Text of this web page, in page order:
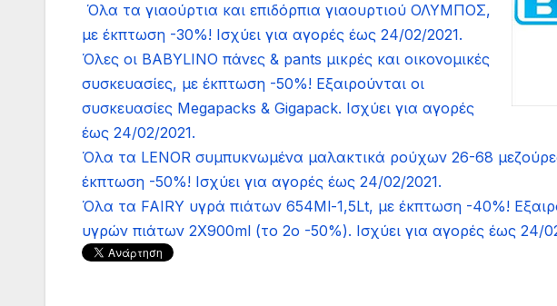
Όλα τα γιαούρτια και επιδόρπια γιαουρτιού ΟΛΥΜΠΟΣ,
με έκπτωση -30%! Ισχύει για αγορές έως 24/02/2021.
Όλες οι BABYLINO πάνες & pants μικρές και οικονομικές
συσκευασίες, με έκπτωση -50%! Εξαιρούνται οι
συσκευασίες Megapacks & Gigapack. Ισχύει για αγορές
έως 24/02/2021.
Όλα τα LENOR συμπυκνωμένα μαλακτικά ρούχων 26-68
έκπτωση -50%! Ισχύει για αγορές έως 24/02/2021.
Όλα τα FAIRY υγρά πιάτων 654Ml-1,5Lt, με έκπτωση -40%!
υγρών πιάτων 2X900ml (το 2ο -50%). Ισχύει για αγορές έως 24/